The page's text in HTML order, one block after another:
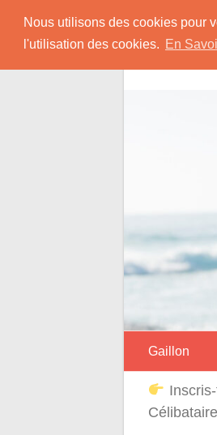
Nous utilisons des cookies pour
l'utilisation des cookies. En
contentConseils &
Gaillon